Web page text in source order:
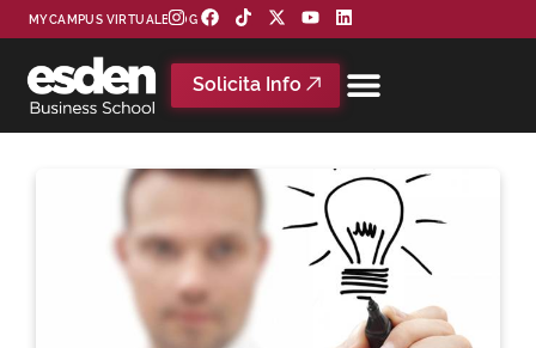
MYCAMPUS VIRTUAL BLOG
Solicita Info